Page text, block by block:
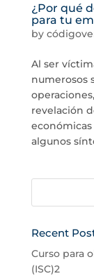
¿Por qué
para tu
by
Al ser
numerosos
revelación
algunos
Recent
Curso para
(ISC)2